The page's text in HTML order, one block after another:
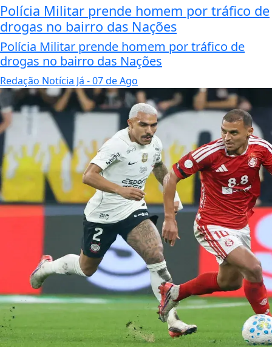
Polícia Militar prende homem por tráfico de
drogas no bairro das Nações
Polícia Militar prende homem por tráfico de
drogas no bairro das Nações
Redação Notícia Já - 07 de Ago